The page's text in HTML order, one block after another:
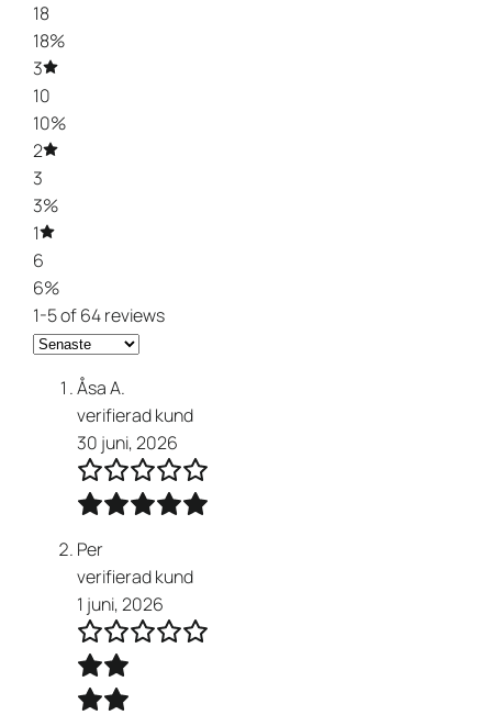
18
18%
3
10
10%
2
3
3%
1
6
6%
1-5 of 64 reviews
Åsa A.
verifierad kund
30 juni, 2026
Per
verifierad kund
1 juni, 2026